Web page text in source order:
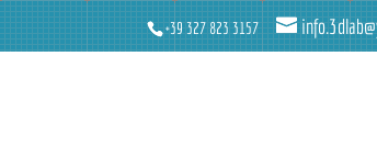
+39 327 823 3157